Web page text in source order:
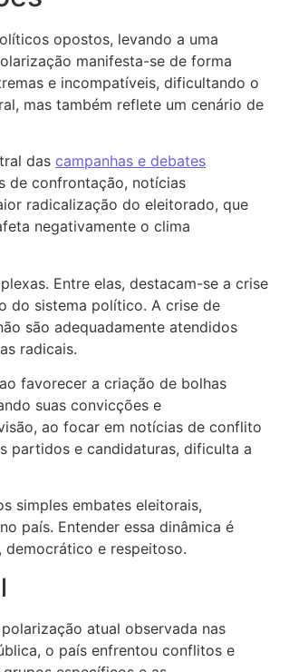
opostos, levando a uma
manifesta-se de forma
e incompatíveis, dificultando o
mas também reflete um cenário de
das campanhas e debates
de confrontação, notícias
radicalização do eleitorado, que
negativamente o clima
Entre elas, destacam-se a crise
do sistema político. A crise de
são adequadamente atendidos
radicais.
favorecer a criação de bolhas
suas convicções e
ao focar em notícias de conflito
partidos e candidaturas, dificulta a
simples embates eleitorais,
país. Entender essa dinâmica é
democrático e respeitoso.
atual observada nas
o país enfrentou conflitos e